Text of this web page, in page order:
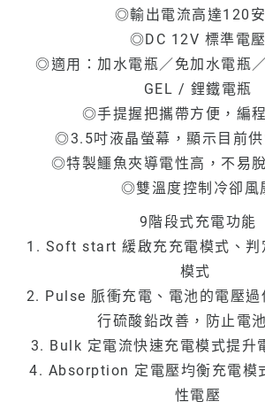
◎輸出電流高達120
◎DC 12V 標準電壓
◎適用：加水電瓶／免加水電瓶
GEL / 鋰鐵電瓶
◎手提握把攜帶方便，編
◎3.5吋液晶螢幕，顯示目前
◎特製鱷魚夾導電性高，不易
◎雙溫度控制冷卻風
9階段式充電功能
1. Soft start 緩啟充充電模式、判
模式
2. Pulse 脈衝充電、電池的電壓過
行硫酸鉛改善，防止電
3. Bulk 定電流快速充電模式提升
4. Absorption 定電壓均衡充電模
性電壓